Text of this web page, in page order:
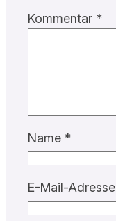
Kommentar *
Name *
E-Mail-Adresse